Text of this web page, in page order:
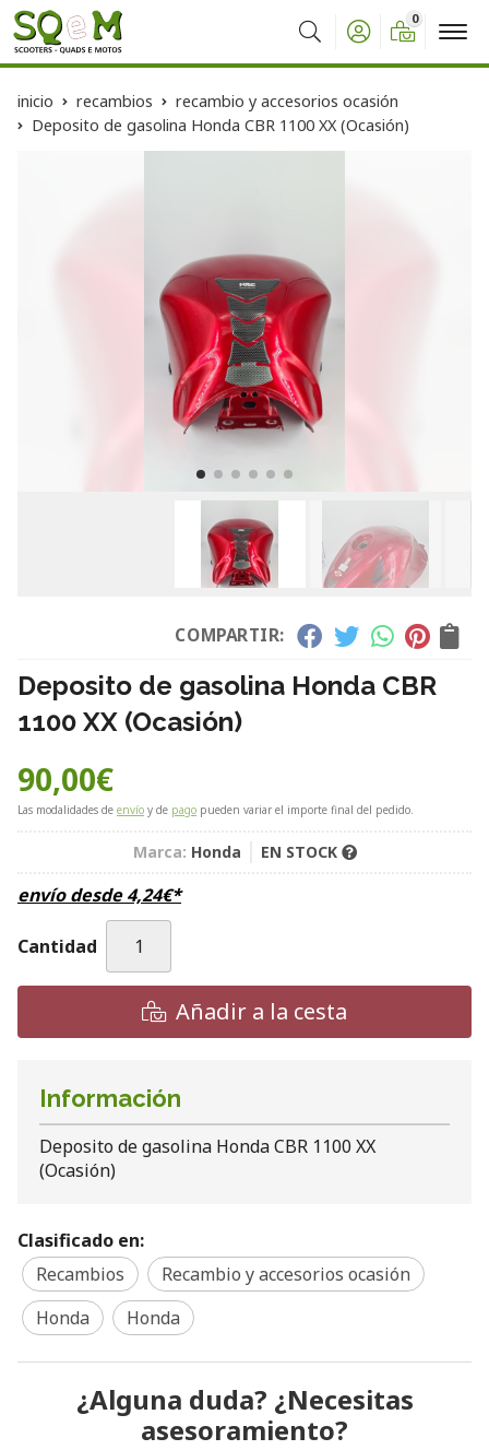
Buscar
0
inicio recambios
recambio y accesorios ocasión
Deposito de gasolina Honda CBR 1100 XX (Ocasión)
COMPARTIR:
Deposito de gasolina Honda CBR
1100 XX (Ocasión)
90,00€
Las modalidades de envío y de pago pueden variar el importe final del pedido.
Marca: Honda EN STOCK
envío desde4,24€*
Cantidad
Añadir a la cesta
Información
Deposito de gasolina Honda CBR 1100 XX
(Ocasión)
Clasificado en:
Recambios
Recambio y accesorios ocasión
Honda
Honda
¿Alguna duda? ¿Necesitas
asesoramiento?